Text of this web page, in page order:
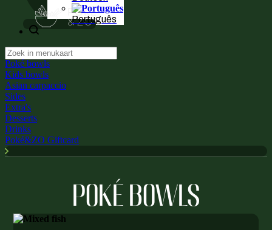
Português
Poké bowls
Kids bowls
Asian carpaccio
Sides
Extra's
Desserts
Drinks
Poké&ZO Giftcard
POKÉ BOWLS